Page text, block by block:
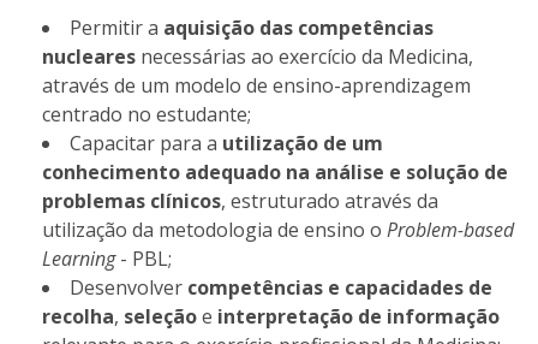
Permitir a aquisição das competências
nucleares necessárias ao exercício da Medicina,
através de um modelo de ensino-aprendizagem
centrado no estudante;
Capacitar para a utilização de um
conhecimento adequado na análise e solução de
problemas clínicos, estruturado através da
utilização da metodologia de ensino o Problem-based
Learning- PBL;
Desenvolver competências e capacidades de
recolha, seleçãoe interpretação de informação